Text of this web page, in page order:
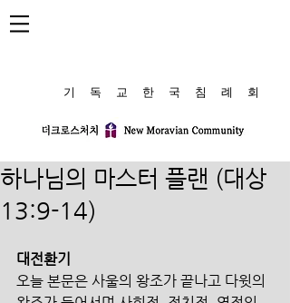
​기 독 교 한 국 침 례 회
하나님의 마스터 플랜 (대상
13:9-14)
대전환기
오늘 본문은 사울의 왕조가 끝나고 다윗의